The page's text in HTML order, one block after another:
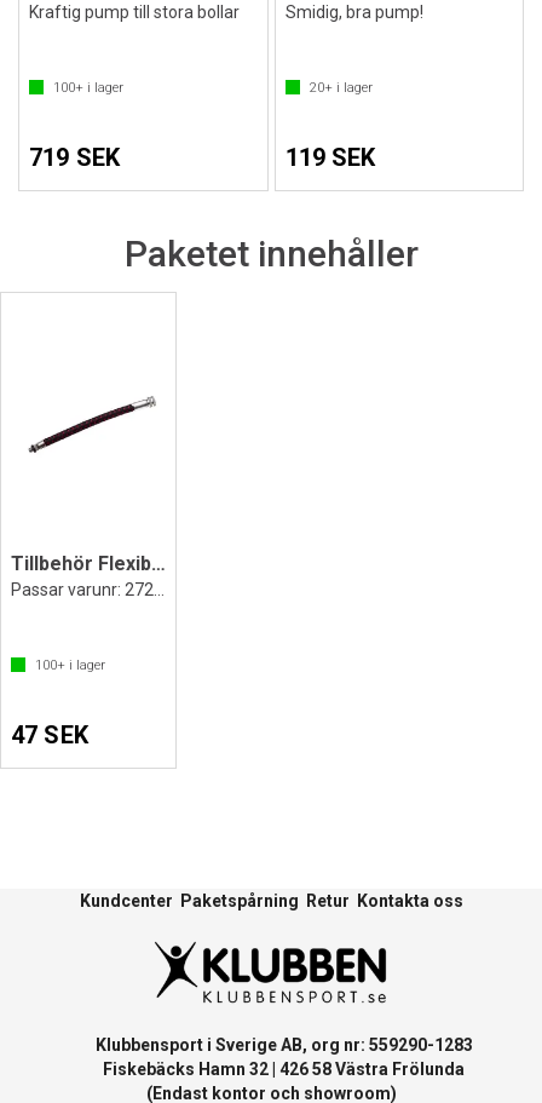
Kraftig pump till stora bollar
100+ i lager
719 SEK
Smidig, bra pump!
20+i lager
119 SEK
Paketet innehåller
Tillbehör Flexibel slang till pump
100+ i lager
47 SEK
Kundcenter Paketspårning Retur Kontakta oss
Klubbensport i Sverige AB, org nr: 559290-1283
Fiskebäcks Hamn 32 | 426 58 Västra Frölunda
(Endast kontor och showroom)